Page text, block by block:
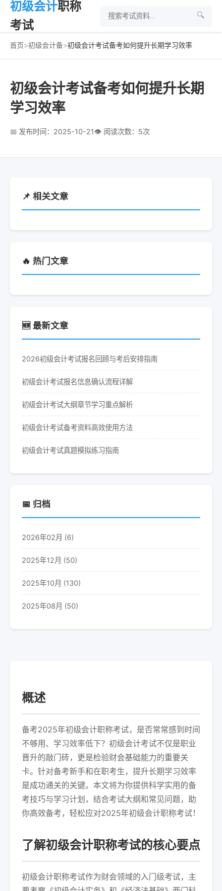
初级会计职称
考试
🔍
首页>初级会计备>初级会计考试备考如何提升长期学习效率
初级会计考试备考如何提升长期
学习效率
📅 发布时间：2025-10-21👁 阅读次数：5次
概述
备考2025年初级会计职称考试，是否常常感到时间
不够用、学习效率低下？初级会计考试不仅是职业
晋升的敲门砖，更是检验财会基础能力的重要关
卡。针对备考新手和在职考生，提升长期学习效率
是成功通关的关键。本文将为你提供科学实用的备
考技巧与学习计划，结合考试大纲和常见问题，助
你高效备考，轻松应对2025年初级会计职称考试！
了解初级会计职称考试的核心要点
初级会计职称考试作为财会领域的入门级考试，主
📌 相关文章
🔥 热门文章
🆕 最新文章
2026初级会计考试报名回顾与考后安排指南
初级会计考试报名信息确认流程详解
初级会计考试大纲章节学习重点解析
初级会计考试备考资料高效使用方法
初级会计考试真题模拟练习指南
📅 归档
2026年02月 (6)
2025年12月 (50)
2025年10月 (130)
2025年08月 (50)